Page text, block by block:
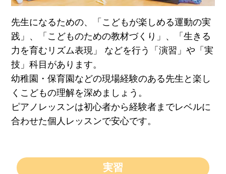
先生になるための、「こどもが楽しめる運動の実
践」、「こどものための教材づくり」、「生きる
力を育むリズム表現」 などを行う「演習」や「実
技」科目があります。
幼稚園・保育園などの現場経験のある先生と楽し
くこどもの理解を深めましょう。
ピアノレッスンは初心者から経験者までレベルに
合わせた個人レッスンで安心です。
実習